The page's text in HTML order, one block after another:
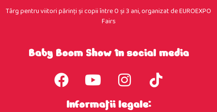
Târg pentru viitori părinţi şi copii între 0 şi 3 ani, organizat de EUROEXPO
Fairs
Baby Boom Show în social media
Informații legale: